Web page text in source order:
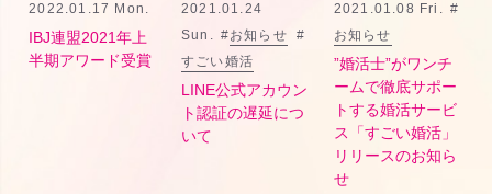
2022.01.17 Mon.
IBJ連盟2021年上
半期アワード受賞
2021.01.24
Sun. #お知らせ
#
すごい婚活
LINE公式アカウン
ト認証の遅延につ
いて
2021.01.08 Fri. #
お知らせ
”婚活士”がワンチ
ームで徹底サポー
トする婚活サービ
ス「すごい婚活」
リリースのお知ら
せ